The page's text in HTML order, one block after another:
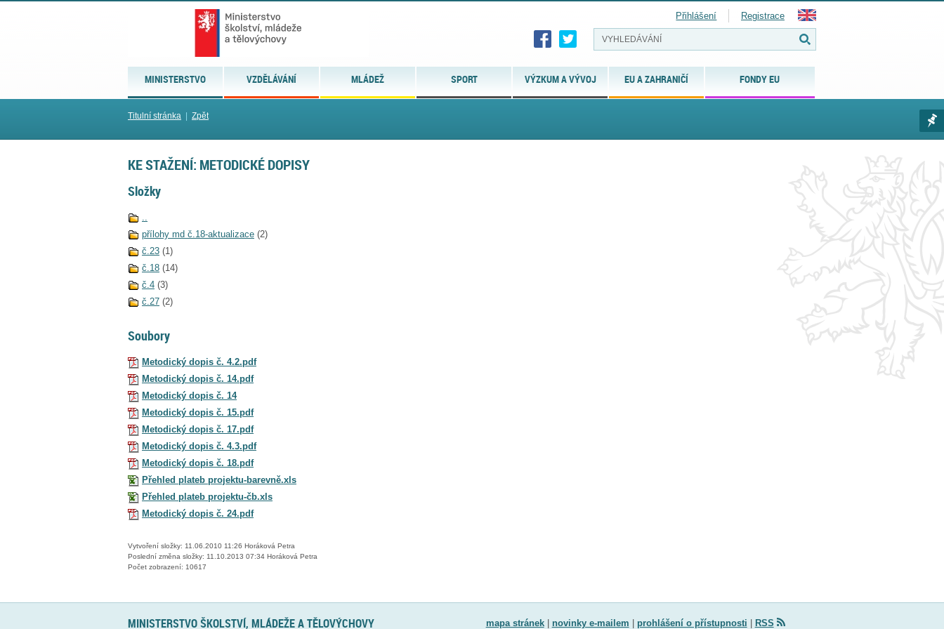
MINISTERSTVO VZDĚLÁVÁNÍ MLÁDEŽ SPORT VÝZKUM A VÝVOJ EU A ZAHRANIČÍ FONDY EU
Přihlášení Registrace
Titulní stránka Zpět
KE STAŽENÍ: METODICKÉ DOPISY
Složky
..
přílohy md č.18-aktualizace (2)
č.23 (1)
č.18 (14)
č.4 (3)
č.27 (2)
Soubory
Metodický dopis č. 4.2.pdf
Metodický dopis č. 14.pdf
Metodický dopis č. 14
Metodický dopis č. 15.pdf
Metodický dopis č. 17.pdf
Metodický dopis č. 4.3.pdf
Metodický dopis č. 18.pdf
Přehled plateb projektu-barevně.xls
Přehled plateb projektu-čb.xls
Metodický dopis č. 24.pdf
Vytvoření složky: 11.06.2010 11:26 Horáková Petra
Poslední změna složky: 11.10.2013 07:34 Horáková Petra
Počet zobrazení: 10617
MINISTERSTVO ŠKOLSTVÍ, MLÁDEŽE A TĚLOVÝCHOVY mapa stránek| novinky e-mailem prohlášení o přístupnosti RSS